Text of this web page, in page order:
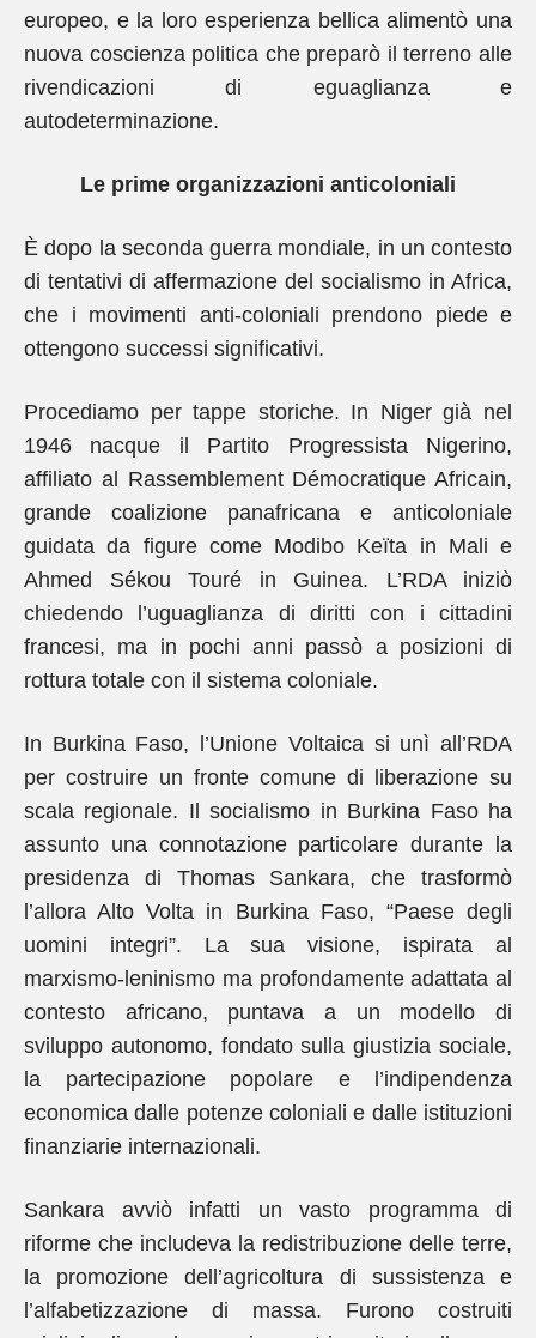
europeo, e la loro esperienza bellica alimentò una
nuova coscienza politica che preparò il terreno alle
rivendicazioni di eguaglianza e
autodeterminazione.
Le prime organizzazioni anticoloniali
È dopo la seconda guerra mondiale, in un contesto
di tentativi di affermazione del socialismo in Africa,
che i movimenti anti-coloniali prendono piede e
ottengono successi significativi.
Procediamo per tappe storiche. In Niger già nel
1946 nacque il Partito Progressista Nigerino,
affiliato al Rassemblement Démocratique Africain,
grande coalizione panafricana e anticoloniale
guidata da figure come Modibo Keïta in Mali e
Ahmed Sékou Touré in Guinea. L’RDA iniziò
chiedendo l’uguaglianza di diritti con i cittadini
francesi, ma in pochi anni passò a posizioni di
rottura totale con il sistema coloniale.
In Burkina Faso, l’Unione Voltaica si unì all’RDA
per costruire un fronte comune di liberazione su
scala regionale. Il socialismo in Burkina Faso ha
assunto una connotazione particolare durante la
presidenza di Thomas Sankara, che trasformò
l’allora Alto Volta in Burkina Faso, “Paese degli
uomini integri”. La sua visione, ispirata al
marxismo-leninismo ma profondamente adattata al
contesto africano, puntava a un modello di
sviluppo autonomo, fondato sulla giustizia sociale,
la partecipazione popolare e l’indipendenza
economica dalle potenze coloniali e dalle istituzioni
finanziarie internazionali.
Sankara avviò infatti un vasto programma di
riforme che includeva la redistribuzione delle terre,
la promozione dell’agricoltura di sussistenza e
l’alfabetizzazione di massa. Furono costruiti